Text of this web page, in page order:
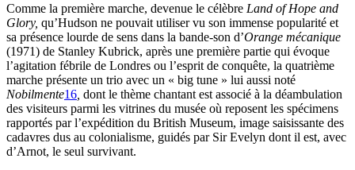
Comme la première marche, devenue le célèbre Land of Hope and
Glory, qu’Hudson ne pouvait utiliser vu son immense popularité et
sa présence lourde de sens dans la bande-son d’Orange mécanique
(1971) de Stanley Kubrick, après une première partie qui évoque
l’agitation fébrile de Londres ou l’esprit de conquête, la quatrième
marche présente un trio avec un « big tune » lui aussi noté
Nobilmente16 dont le thème chantant est associé à la déambulation
des visiteurs parmi les vitrines du musée où reposent les spécimens
rapportés par l’expédition du British Museum, image saisissante des
cadavres dus au colonialisme, guidés par Sir Evelyn dont il est, avec
d’Arnot, le seul survivant.